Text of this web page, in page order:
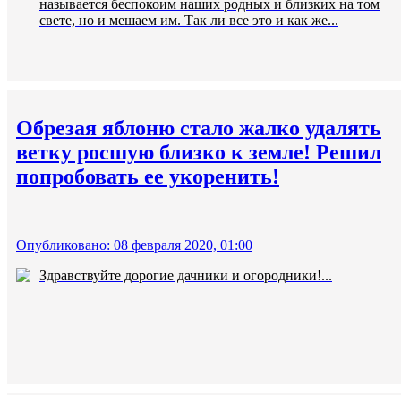
называется беспокоим наших родных и близких на том
свете, но и мешаем им. Так ли все это и как же...
Обрезая яблоню стало жалко удалять
ветку росшую близко к земле! Решил
попробовать ее укоренить!
Опубликовано: 08 февраля 2020, 01:00
Здравствуйте дорогие дачники и огородники!...